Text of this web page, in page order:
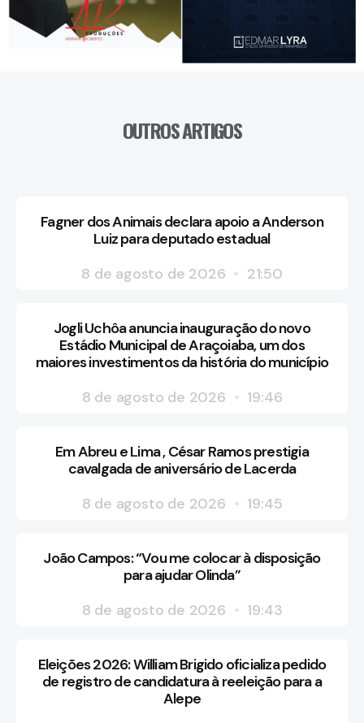
OUTROS ARTIGOS
Fagner dos Animais declara apoio a Anderson
Luiz para deputado estadual
8 de agosto de 2026
21:50
Jogli Uchôa anuncia inauguração do novo
Estádio Municipal de Araçoiaba, um dos
maiores investimentos da história do município
8 de agosto de 2026
19:46
Em Abreu e Lima , César Ramos prestigia
cavalgada de aniversário de Lacerda
8 de agosto de 2026
19:45
João Campos: “Vou me colocar à disposição
para ajudar Olinda”
8 de agosto de 2026
19:43
Eleições 2026: William Brigido oficializa pedido
de registro de candidatura à reeleição para a
Alepe